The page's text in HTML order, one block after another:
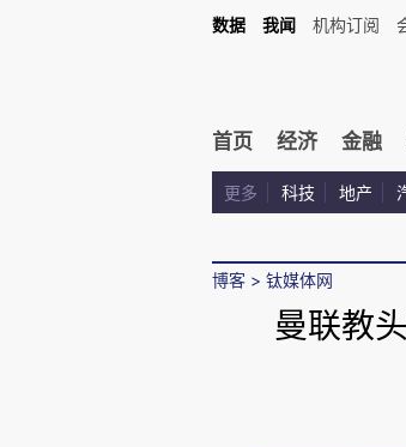
数据 我闻 机构订阅
首页 经济 金融
更多 科技 地产
博客 > 钛媒体网
曼联教